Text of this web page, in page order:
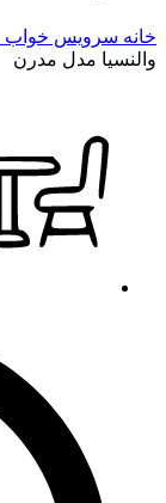
خانه سرویس خواب
والنسیا مدل مدرن